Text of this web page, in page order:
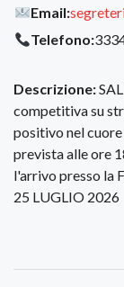
Email:
Telefono:
Descrizione:
competitiva su
positivo nel
prevista alle ore
l'arrivo presso la
25 LUGLIO 2026